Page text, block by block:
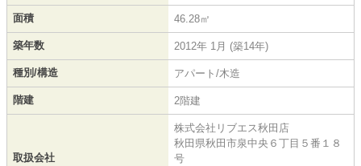
面積 46.28㎡
築年数 2012年 1月 (築14年)
種別/構造 アパート/木造
階建 2階建
取扱会社
株式会社リブエス秋田店
秋田県秋田市泉中央６丁目５番１８
号